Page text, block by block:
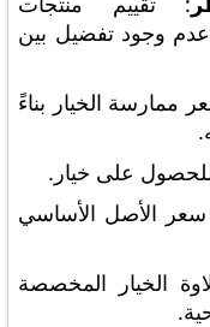
عدم وجود تفضيل بين
ممارسة الخيار بناءً
على خيار.
سعر الأصل الأساسي
الخيار المخصصة